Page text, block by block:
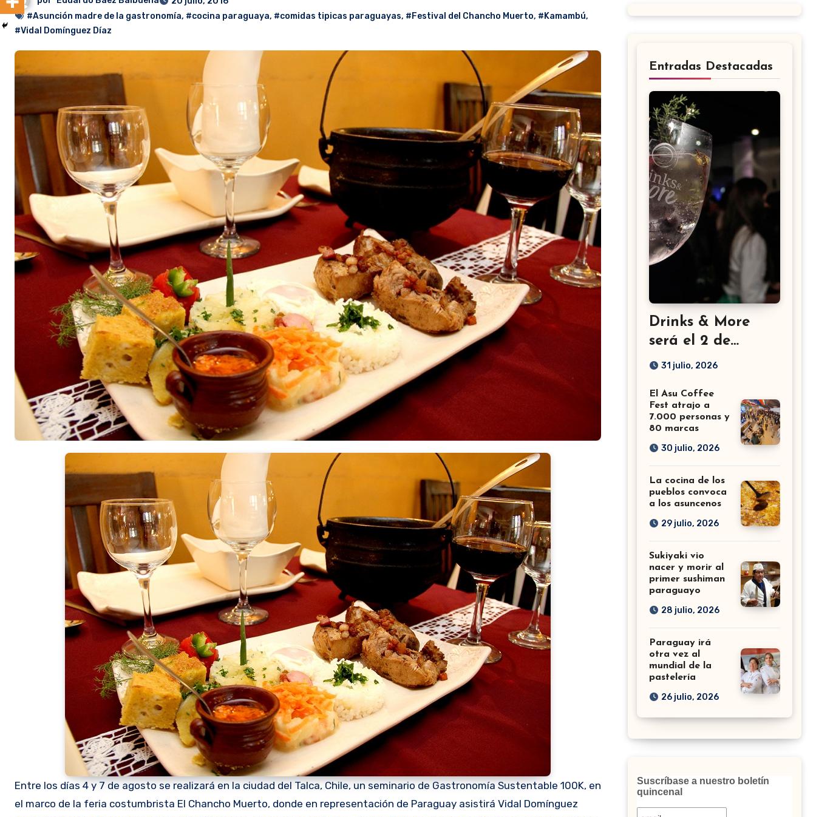
#Asunción madre de la gastronomía, #cocina paraguaya, #comidas tipicas paraguayas, #Festival del Chancho Muerto, #Kamambú,
#Vidal Domínguez Díaz
Entre los días 4 y 7 de agosto se realizará en la ciudad del Talca, Chile, un seminario de Gastronomía Sustentable 100K, en
el marco de la feria costumbrista El Chancho Muerto, donde en representación de Paraguay asistirá Vidal Domínguez
Entradas Destacadas
Drinks & More
será el 2 de
setiembre en el
31 julio, 2026
El Asu Coffee
Fest atrajo a
7.000 personas y
80 marcas
30 julio, 2026
La cocina de los
pueblos convoca
a los asuncenos
29 julio, 2026
Sukiyaki vio
nacer y morir al
primer sushiman
paraguayo
28 julio, 2026
Paraguay irá
otra vez al
mundial de la
pastelería
26 julio, 2026
Suscríbase a nuestro boletín
quincenal